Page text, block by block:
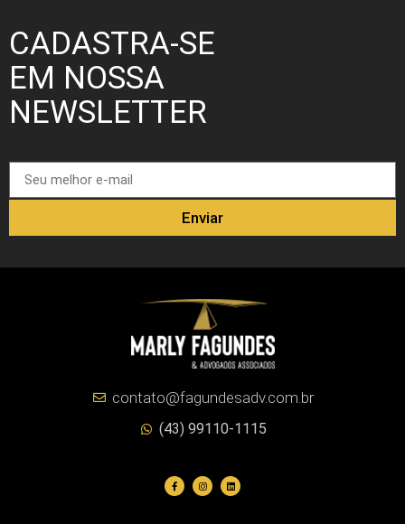
CADASTRA-SE
EM NOSSA
NEWSLETTER
Enviar
contato@fagundesadv.com.br
(43) 99110-1115